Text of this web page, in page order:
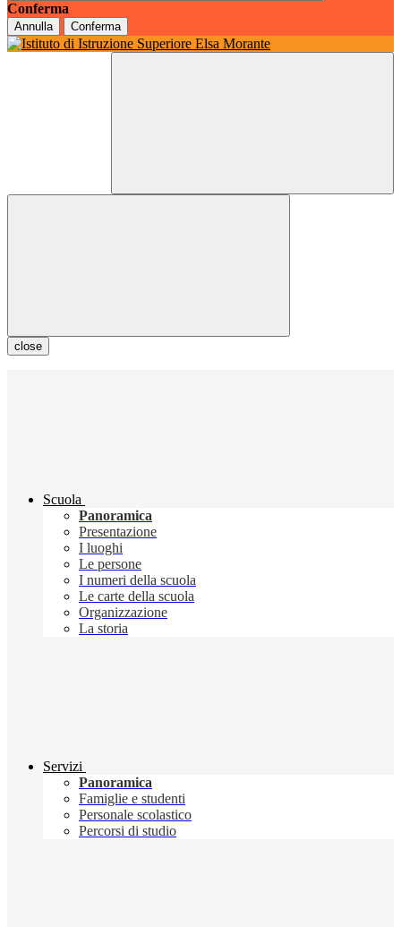
Conferma
Annulla Conferma
close
Scuola
Panoramica
Presentazione
I luoghi
Le persone
I numeri della scuola
Le carte della scuola
Organizzazione
La storia
Servizi
Panoramica
Famiglie e studenti
Personale scolastico
Percorsi di studio